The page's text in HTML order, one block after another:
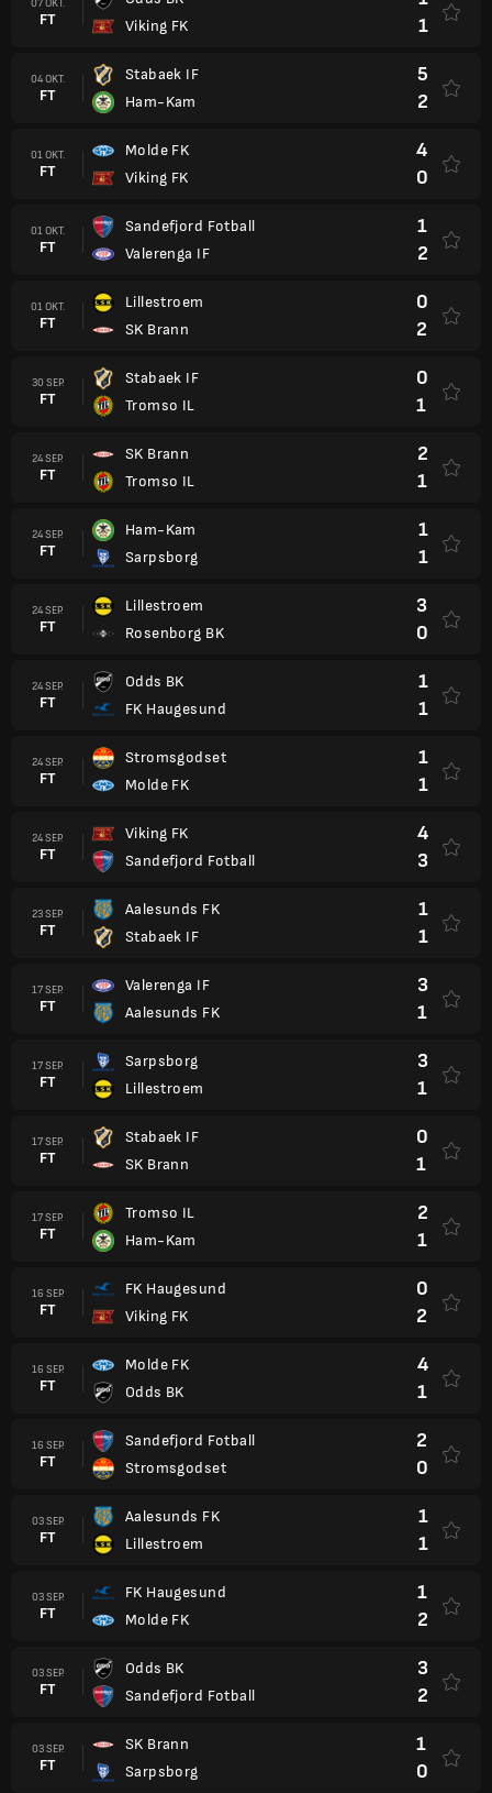
07 OKT.
FT
Viking FK
1
04 OKT.
FT
Stabaek IF
Ham-Kam
5
2
01 OKT.
FT
Molde FK
Viking FK
4
0
01 OKT.
FT
Sandefjord Fotball
Valerenga IF
1
2
01 OKT.
FT
Lillestroem
SK Brann
0
2
30 SEP.
FT
Stabaek IF
Tromso IL
0
1
24 SEP.
FT
SK Brann
Tromso IL
2
1
24 SEP.
FT
Ham-Kam
Sarpsborg
1
1
24 SEP.
FT
Lillestroem
Rosenborg BK
3
0
24 SEP.
FT
Odds BK
FK Haugesund
1
1
24 SEP.
FT
Stromsgodset
Molde FK
1
1
24 SEP.
FT
Viking FK
Sandefjord Fotball
4
3
23 SEP.
FT
Aalesunds FK
Stabaek IF
1
1
17 SEP.
FT
Valerenga IF
Aalesunds FK
3
1
17 SEP.
FT
Sarpsborg
Lillestroem
3
1
17 SEP.
FT
Stabaek IF
SK Brann
0
1
17 SEP.
FT
Tromso IL
Ham-Kam
2
1
16 SEP.
FT
FK Haugesund
Viking FK
0
2
16 SEP.
FT
Molde FK
Odds BK
4
1
16 SEP.
FT
Sandefjord Fotball
Stromsgodset
2
0
03 SEP.
FT
Aalesunds FK
Lillestroem
1
1
03 SEP.
FT
FK Haugesund
Molde FK
1
2
03 SEP.
FT
Odds BK
Sandefjord Fotball
3
2
03 SEP.
FT
SK Brann
Sarpsborg
1
0